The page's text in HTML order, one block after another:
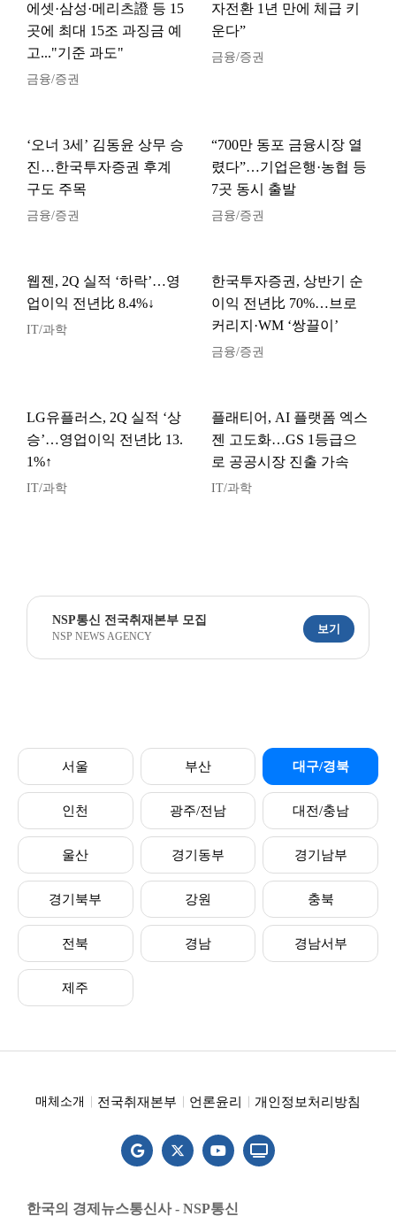
에셋·삼성·메리츠證 등 15
곳에 최대 15조 과징금 예
고..."기준 과도"
금융/증권
자전환 1년 만에 체급 키
운다”
금융/증권
‘오너 3세’ 김동윤 상무 승
진…한국투자증권 후계
구도 주목
금융/증권
“700만 동포 금융시장 열
렸다”…기업은행·농협 등
7곳 동시 출발
금융/증권
웹젠, 2Q 실적 ‘하락’…영
업이익 전년比 8.4%↓
IT/과학
한국투자증권, 상반기 순
이익 전년比 70%…브로
커리지·WM ‘쌍끌이’
금융/증권
LG유플러스, 2Q 실적 ‘상
승’…영업이익 전년比 13.
1%↑
IT/과학
플래티어, AI 플랫폼 엑스
젠 고도화…GS 1등급으
로 공공시장 진출 가속
IT/과학
NSP통신 전국취재본부 모집
NSP NEWS AGENCY
보기
서울 부산 대구/경북
인천 광주/전남 대전/충남
울산 경기동부 경기남부
경기북부 강원 충북
전북 경남 경남서부
제주
매체소개 전국취재본부 언론윤리 개인정보처리방침
한국의 경제뉴스통신사 - NSP통신